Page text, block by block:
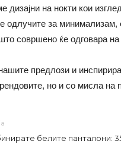
дизајни на нокти кои
одлучите за минимализам,
совршено ќе одговара
предлози и
но и со мисла на
белите панталони: